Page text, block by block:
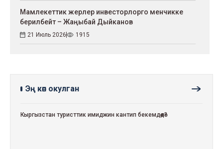
Мамлекеттик жерлер инвесторлорго менчикке
берилбейт – Жаңыбай Дыйканов
21 Июль 2026 1915
Эң көп окулган
Кыргызстан туристтик имиджин кантип бекемдөөдө?